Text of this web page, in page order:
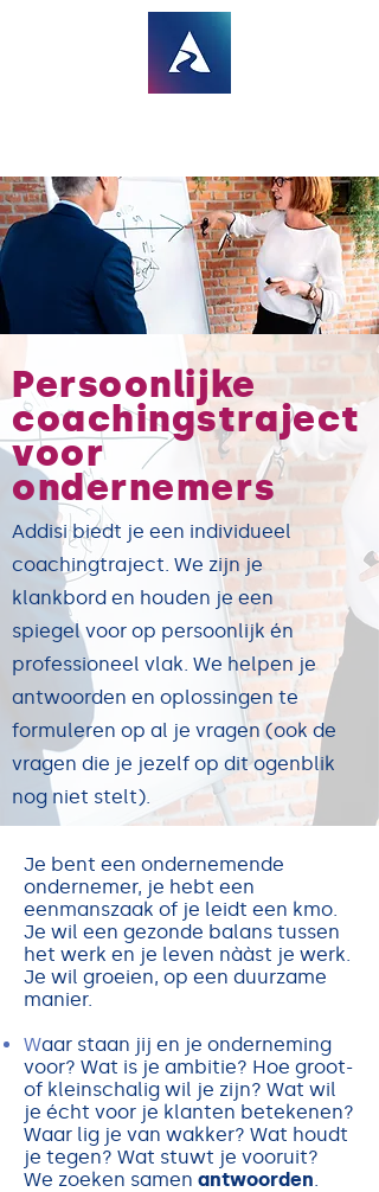
Persoonlijke
coachingstraject
voor
ondernemers
Addisi biedt je een individueel
coachingtraject. We zijn je
klankbord en houden je een
spiegel voor op persoonlijk én
professioneel vlak. We helpen je
antwoorden en oplossingen te
formuleren op al je vragen (ook de
vragen die je jezelf op dit ogenblik
nog niet stelt).
Je bent een ondernemende
ondernemer, je hebt een
eenmanszaak of je leidt een kmo.
Je wil een gezonde balans tussen
het werk en je leven nààst je werk.
Je wil groeien, op een duurzame
manier.
Waar staan jij en je onderneming
voor? Wat is je ambitie? Hoe groot-
of kleinschalig wil je zijn? Wat wil
je écht voor je klanten betekenen?
Waar lig je van wakker? Wat houdt
je tegen? Wat stuwt je vooruit?
We zoeken samen antwoorden.